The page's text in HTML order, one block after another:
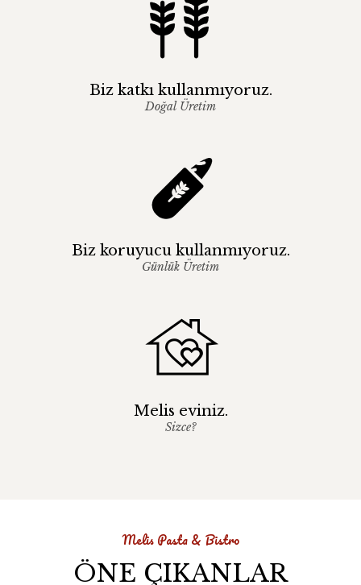
Biz katkı kullanmıyoruz.
Doğal Üretim
Biz koruyucu kullanmıyoruz.
Günlük Üretim
Melis eviniz.
Sizce?
Melis Pasta & Bistro
ÖNE ÇIKANLAR